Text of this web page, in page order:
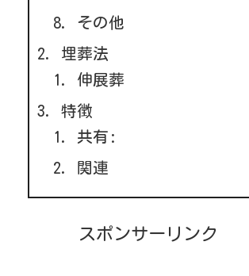
その他
埋葬法
伸展葬
特徴
共有:
関連
スポンサーリンク